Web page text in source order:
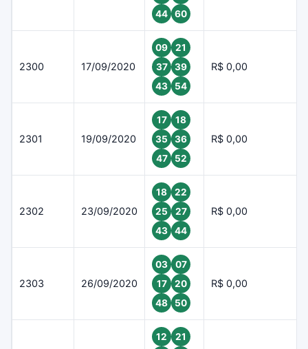
44
60
2300 17/09/2020
09
21
37
39
43
54
R$ 0,00
2301 19/09/2020
17
18
35
36
47
52
R$ 0,00
2302 23/09/2020
18
22
25
27
43
44
R$ 0,00
2303 26/09/2020
03
07
17
20
48
50
R$ 0,00
12
21